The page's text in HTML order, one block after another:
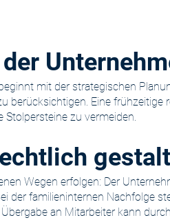
mit der strategischen
berücksichtigen. Eine frühzeitige
zu vermeiden.
Wegen erfolgen: Der
der familieninternen Nachfolge
an Mitarbeiter kann